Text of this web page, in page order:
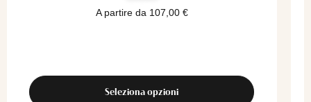
A partire da 107,00 €
Seleziona opzioni